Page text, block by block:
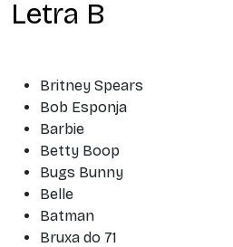
Letra B
Britney Spears
Bob Esponja
Barbie
Betty Boop
Bugs Bunny
Belle
Batman
Bruxa do 71